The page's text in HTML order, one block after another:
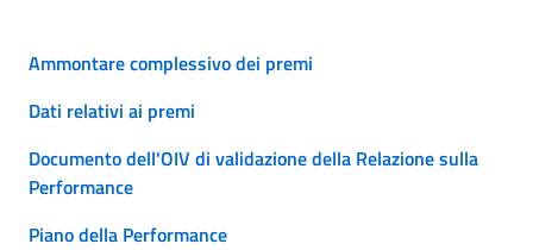
Ammontare complessivo dei premi
Dati relativi ai premi
Documento dell'OIV di validazione della Relazione sulla
Performance
Piano della Performance